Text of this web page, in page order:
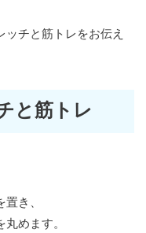
チと筋トレをお伝え
と筋トレ
き、
めます。